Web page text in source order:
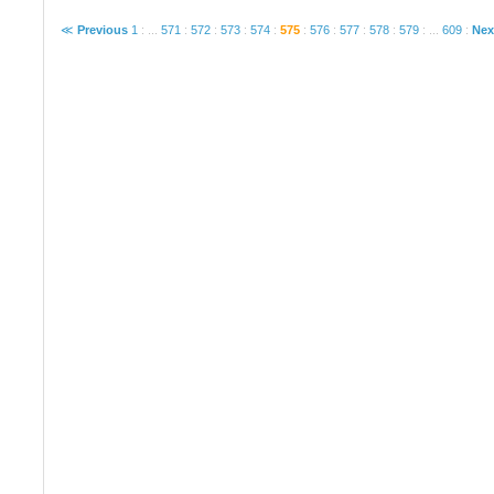
≪ Previous 1 : 571 : 572 : 573 : 574 : 575 : 576 : 577 : 578 : 579 : 609 :